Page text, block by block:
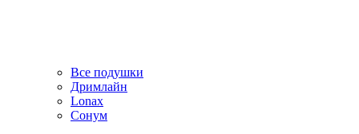
Все подушки
Дримлайн
Lonax
Сонум